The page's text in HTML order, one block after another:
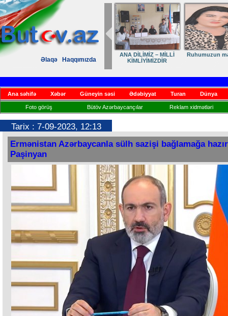
Əlaqə Haqqımızda
ANA DİLİMİZ – MİLLİ
KİMLİYİMİZDİR
Ruhumuzun
Ana səhifə Xəbər Güneyin səsi Ədəbiyyat Turan Dünya
Foto görüş Bütöv Azərbaycançılar Reklam xidmətləri
Tarix : 7-09-2023, 12:13
Ermənistan Azərbaycanla sülh sazişi bağlamağa
Paşinyan